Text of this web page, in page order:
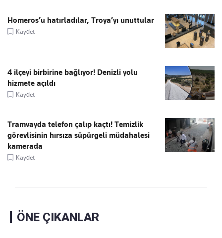
Homeros’u hatırladılar, Troya’yı unuttular
Kaydet
4 ilçeyi birbirine bağlıyor! Denizli yolu
hizmete açıldı
Kaydet
Tramvayda telefon çalıp kaçtı! Temizlik
görevlisinin hırsıza süpürgeli müdahalesi
kamerada
Kaydet
ÖNE ÇIKANLAR